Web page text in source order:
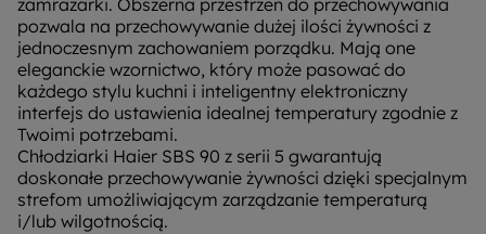
zamrażarki. Obszerna przestrzeń do przechowywania
pozwala na przechowywanie dużej ilości żywności z
jednoczesnym zachowaniem porządku. Mają one
eleganckie wzornictwo, który może pasować do
każdego stylu kuchni i inteligentny elektroniczny
interfejs do ustawienia idealnej temperatury zgodnie z
Twoimi potrzebami.
Chłodziarki Haier SBS 90 z serii 5 gwarantują
doskonałe przechowywanie żywności dzięki specjalnym
strefom umożliwiającym zarządzanie temperaturą
i/lub wilgotnością.